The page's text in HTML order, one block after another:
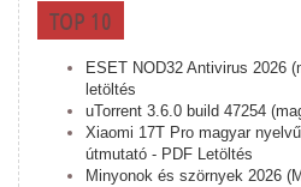
TOP 10
ESET NOD32 Antivirus 2026
letöltés
uTorrent 3.6.0 build 47254
Xiaomi 17T Pro magyar
útmutató - PDF Letöltés
Minyonok és szörnyek 2026